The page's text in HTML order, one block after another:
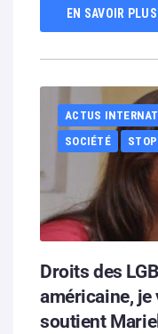
EN SAVOIR PLUS
ACTUS
SOCIÉTÉ
Droits des
américaine, je
soutient